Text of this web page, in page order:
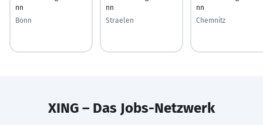
nn
Bonn
nn
Straelen
nn
Chemnitz
XING – Das Jobs-Netzwerk